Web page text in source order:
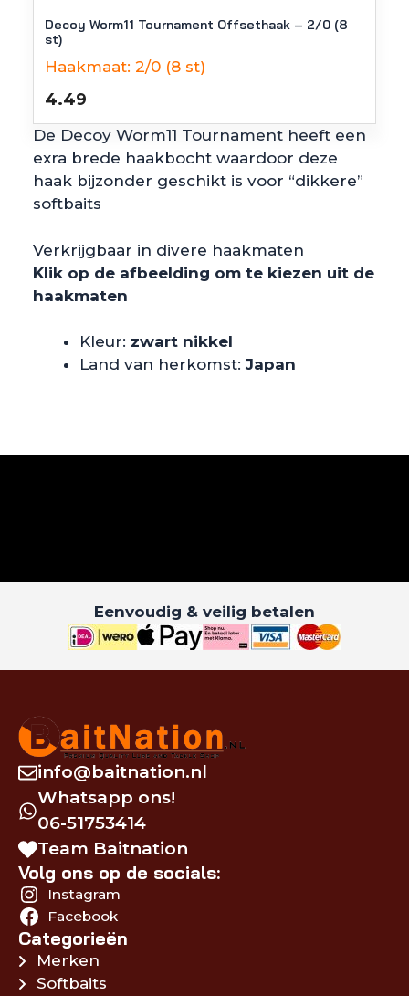
Decoy Worm11 Tournament Offsethaak – 2/0 (8
st)
Haakmaat: 2/0 (8 st)
4.49
De Decoy Worm11 Tournament heeft een
exra brede haakbocht waardoor deze
haak bijzonder geschikt is voor “dikkere”
softbaits
Verkrijgbaar in divere haakmaten
Klik op de afbeelding om te kiezen uit de
haakmaten
Kleur: zwart nikkel
Land van herkomst: Japan
Eenvoudig & veilig betalen
info@baitnation.nl
Whatsapp ons!
06-51753414
Team Baitnation
Volg ons op de socials:
Instagram
Facebook
Categorieën
Merken
Softbaits